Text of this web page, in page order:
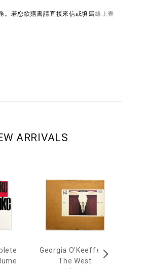
。若您欲購書請直接來信或填寫線上表
ARRIVALS
Georgia O'Keeffe: In
The West